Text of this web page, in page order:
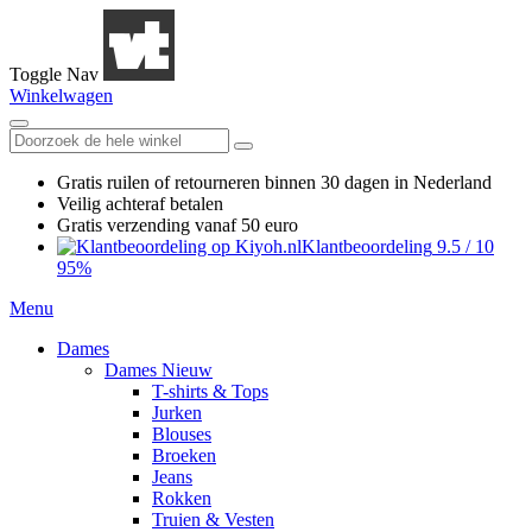
Toggle Nav
Winkelwagen
Gratis ruilen of retourneren binnen 30 dagen in Nederland
Veilig achteraf betalen
Gratis verzending vanaf 50 euro
Klantbeoordeling 9.5 / 10
95%
Menu
Dames
Dames Nieuw
T-shirts & Tops
Jurken
Blouses
Broeken
Jeans
Rokken
Truien & Vesten